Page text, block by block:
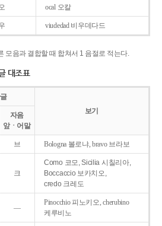
ocal 오칼
viudedad 비우데다드
모음과 결합할 때 합쳐서 1 음절로 적는다.
대조표
보기
자음
앞ㆍ어말
브 Bologna 볼로냐, bravo 브라보
크
Como 코모, Sicilia 시칠리아,
Boccaccio 보카치오,
credo 크레도
―
Pinocchio 피노키오, cherubino
케루비노